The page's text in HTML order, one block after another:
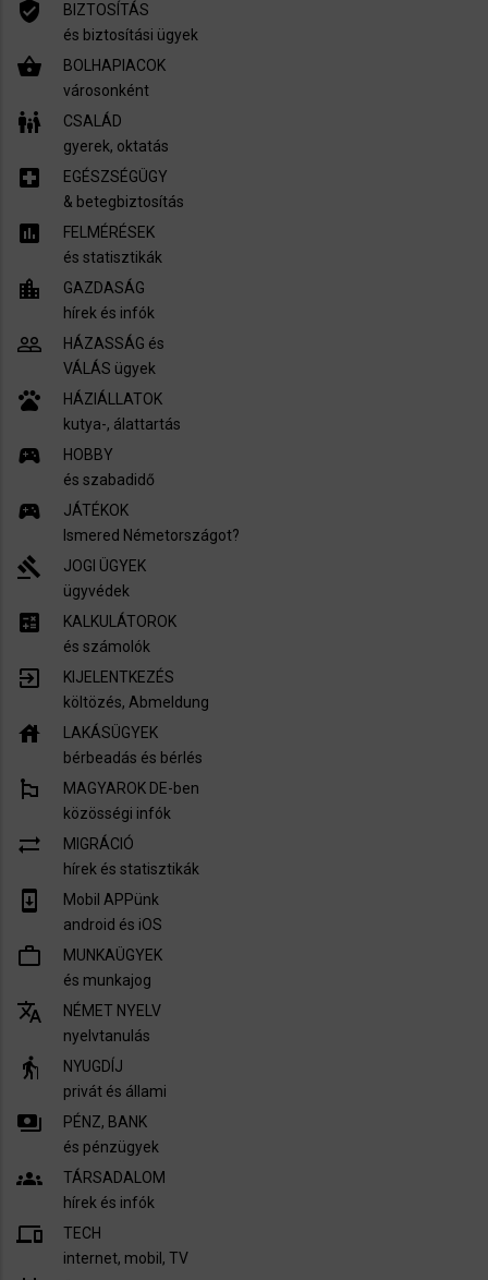
verified_user
BIZTOSÍTÁS
és biztosítási ügyek
shopping_basket
BOLHAPIACOK
városonként
family_restroom
CSALÁD
gyerek, oktatás
local_hospital
EGÉSZSÉGÜGY
​& betegbiztosítás
assessment
FELMÉRÉSEK
és statisztikák
location_city
GAZDASÁG
hírek és infók
people_outline
HÁZASSÁG és
VÁLÁS ügyek
pets
HÁZIÁLLATOK
kutya-, álattartás
sports_esports
HOBBY
és szabadidő
sports_esports
JÁTÉKOK
Ismered Németországot?
gavel
JOGI ÜGYEK
ügyvédek
calculate
KALKULÁTOROK
és számolók
exit_to_app
KIJELENTKEZÉS
költözés, Abmeldung
house
LAKÁSÜGYEK
bérbeadás és bérlés
emoji_flags
MAGYAROK DE-ben
közösségi infók
sync_alt
MIGRÁCIÓ
hírek és statisztikák
system_update
Mobil APPünk
android és iOS
work_outline
MUNKAÜGYEK
és munkajog
translate
NÉMET NYELV
nyelvtanulás
elderly
NYUGDÍJ
privát és állami
payments
PÉNZ, BANK
és pénzügyek
groups
TÁRSADALOM
hírek és infók
devices
TECH
internet, mobil, TV​